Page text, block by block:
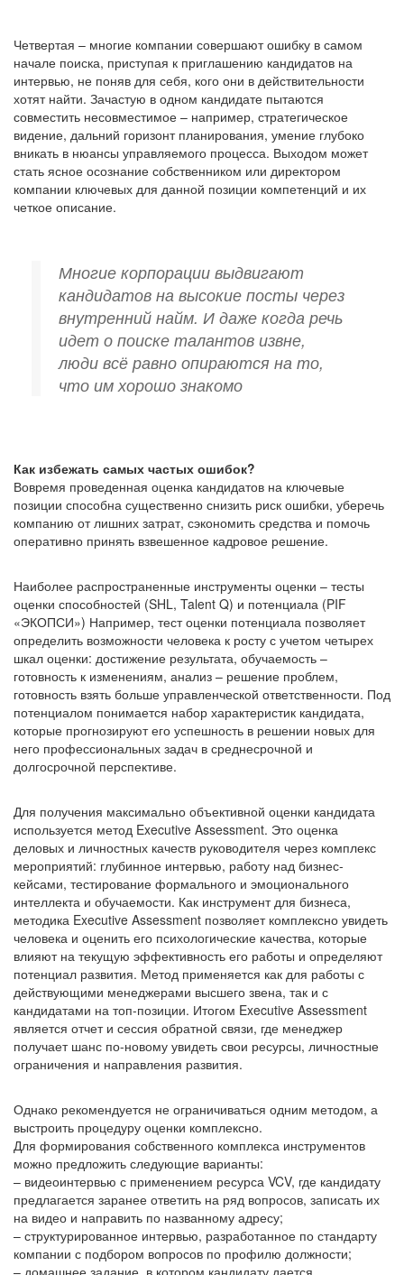
Четвертая – многие компании совершают ошибку в самом
начале поиска, приступая к приглашению кандидатов на
интервью, не поняв для себя, кого они в действительности
хотят найти. Зачастую в одном кандидате пытаются
совместить несовместимое – например, стратегическое
видение, дальний горизонт планирования, умение глубоко
вникать в нюансы управляемого процесса. Выходом может
стать ясное осознание собственником или директором
компании ключевых для данной позиции компетенций и их
четкое описание.
Многие корпорации выдвигают
кандидатов на высокие посты через
внутренний найм. И даже когда речь
идет о поиске талантов извне,
люди всё равно опираются на то,
что им хорошо знакомо
Как избежать самых частых ошибок?
Вовремя проведенная оценка кандидатов на ключевые
позиции способна существенно снизить риск ошибки, уберечь
компанию от лишних затрат, сэкономить средства и помочь
оперативно принять взвешенное кадровое решение.
Наиболее распространенные инструменты оценки – тесты
оценки способностей (SHL, Talent Q) и потенциала (PIF
«ЭКОПСИ») Например, тест оценки потенциала позволяет
определить возможности человека к росту с учетом четырех
шкал оценки: достижение результата, обучаемость –
готовность к изменениям, анализ – решение проблем,
готовность взять больше управленческой ответственности. Под
потенциалом понимается набор характеристик кандидата,
которые прогнозируют его успешность в решении новых для
него профессиональных задач в среднесрочной и
долгосрочной перспективе.
Для получения максимально объективной оценки кандидата
используется метод Executive Assessment. Это оценка
деловых и личностных качеств руководителя через комплекс
мероприятий: глубинное интервью, работу над бизнес-
кейсами, тестирование формального и эмоционального
интеллекта и обучаемости. Как инструмент для бизнеса,
методика Executive Assessment позволяет комплексно увидеть
человека и оценить его психологические качества, которые
влияют на текущую эффективность его работы и определяют
потенциал развития. Метод применяется как для работы с
действующими менеджерами высшего звена, так и с
кандидатами на топ-позиции. Итогом Executive Assessment
является отчет и сессия обратной связи, где менеджер
получает шанс по-новому увидеть свои ресурсы, личностные
ограничения и направления развития.
Однако рекомендуется не ограничиваться одним методом, а
выстроить процедуру оценки комплексно.
Для формирования собственного комплекса инструментов
можно предложить следующие варианты:
– видеоинтервью с применением ресурса VCV, где кандидату
предлагается заранее ответить на ряд вопросов, записать их
на видео и направить по названному адресу;
– структурированное интервью, разработанное по стандарту
компании с подбором вопросов по профилю должности;
– домашнее задание, в котором кандидату дается